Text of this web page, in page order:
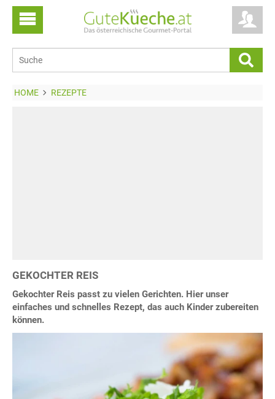
HOME REZEPTE
GEKOCHTER REIS
Gekochter Reis passt zu vielen Gerichten. Hier unser
einfaches und schnelles Rezept, das auch Kinder zubereiten
können.